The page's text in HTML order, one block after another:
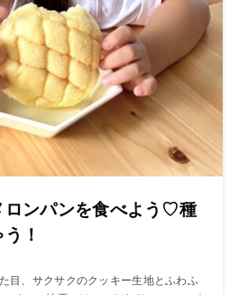
ロンパンを食べよう♡種
！
目、サクサクのクッキー生地とふわふ